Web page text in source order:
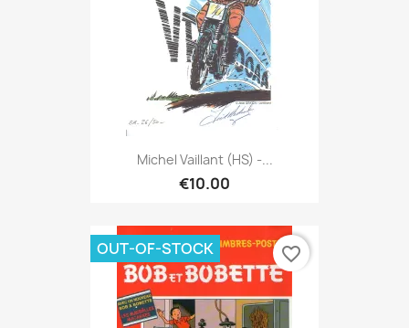
Michel Vaillant (HS) -...
€10.00
OUT-OF-STOCK favorite_border